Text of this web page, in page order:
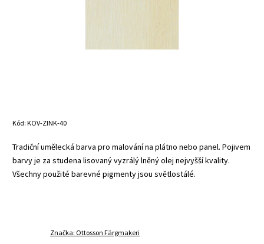
Kód: KOV-ZINK-40
Tradiční umělecká barva pro malování na plátno nebo panel. Pojivem
barvy je za studena lisovaný vyzrálý lněný olej nejvyšší kvality.
Všechny použité barevné pigmenty jsou světlostálé.
Značka: Ottosson Färgmakeri